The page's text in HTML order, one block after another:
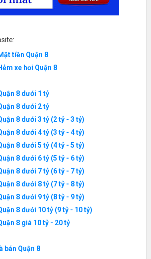
tiền Quận 8
xe hơi Quận 8
8 dưới 1 tỷ
8 dưới 2 tỷ
8 dưới 3 tỷ (2 tỷ - 3 tỷ)
8 dưới 4 tỷ (3 tỷ - 4 tỷ)
8 dưới 5 tỷ (4 tỷ - 5 tỷ)
8 dưới 6 tỷ (5 tỷ - 6 tỷ)
8 dưới 7 tỷ (6 tỷ - 7 tỷ)
8 dưới 8 tỷ (7 tỷ - 8 tỷ)
8 dưới 9 tỷ (8 tỷ - 9 tỷ)
8 dưới 10 tỷ (9 tỷ - 10 tỷ)
8 giá 10 tỷ - 20 tỷ
bán Quận 8